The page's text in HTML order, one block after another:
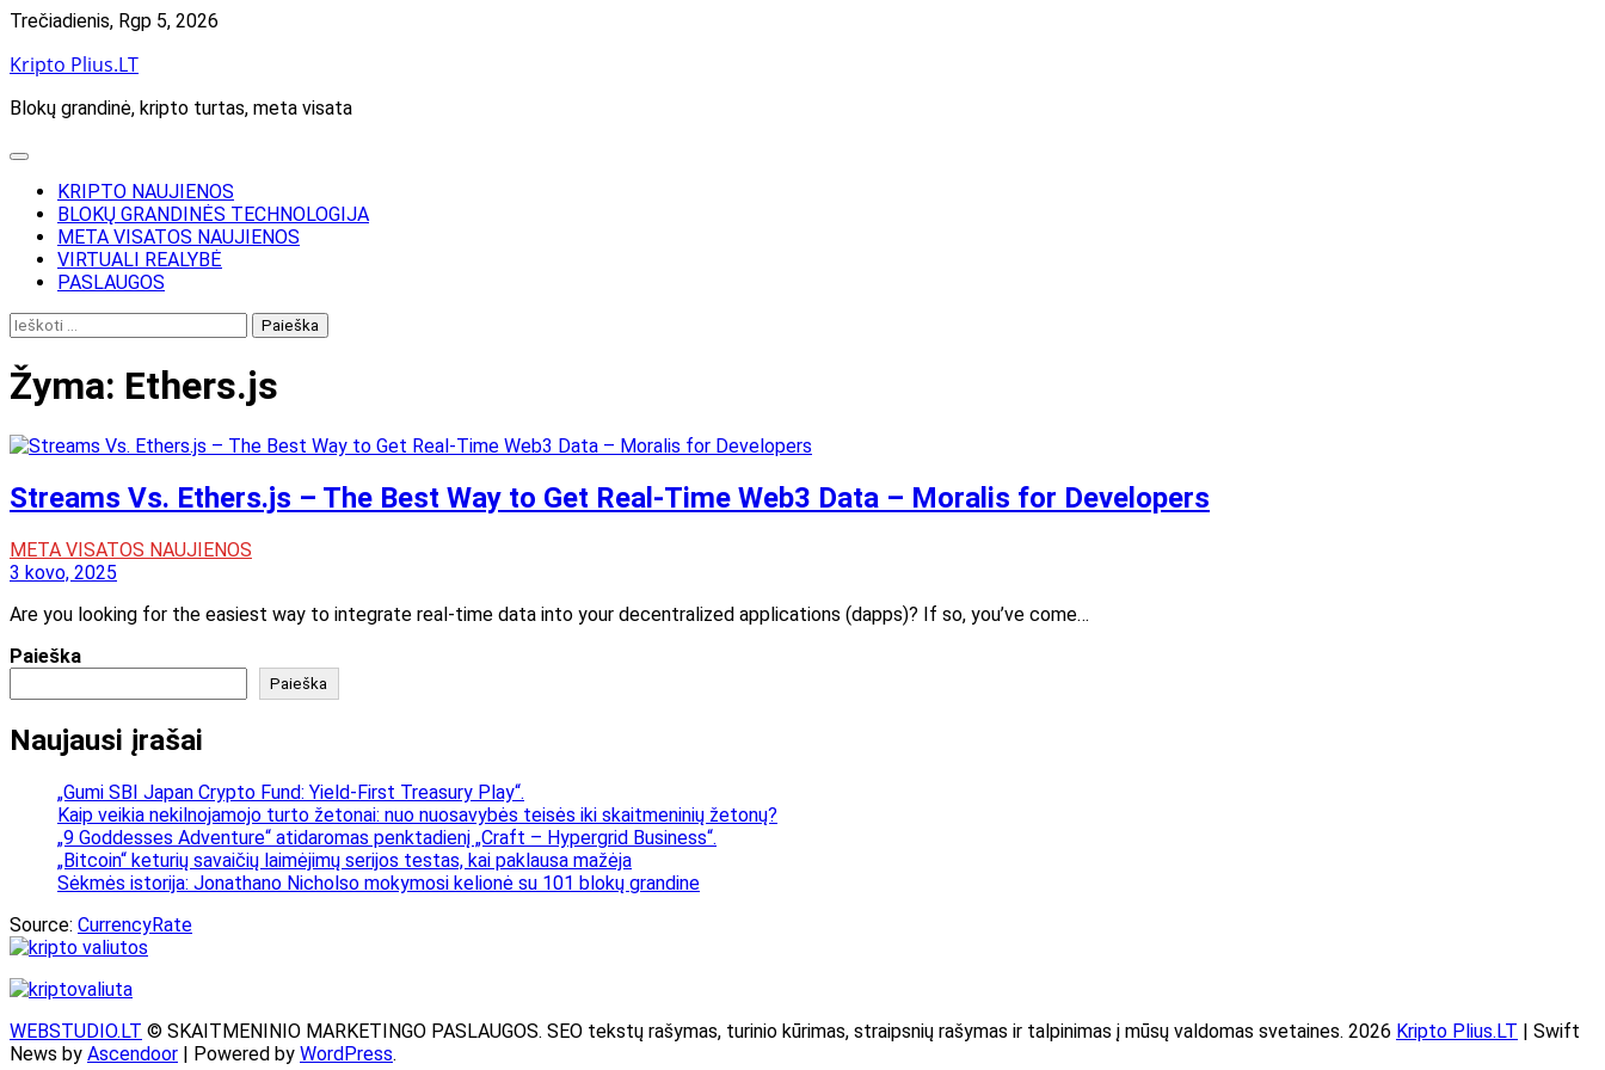
Skip
content
Trečiadienis, Rgp 5, 2026
Kripto Plius.LT
Blokų grandinė, kripto turtas, meta visata
KRIPTO NAUJIENOS
BLOKŲ GRANDINĖS TECHNOLOGIJA
META VISATOS NAUJIENOS
VIRTUALI REALYBĖ
PASLAUGOS
Ieškoti:
Žyma: Ethers.js
Streams Vs. Ethers.js – The Best Way to Get Real-Time Web3 Data – Moralis for Developers
META VISATOS NAUJIENOS
3 kovo, 2025
Are you looking for the easiest way to integrate real-time data into your decentralized applications (dapps)? If so, you’ve come…
Paieška
Paieška
Naujausi įrašai
„Gumi SBI Japan Crypto Fund: Yield-First Treasury Play“.
Kaip veikia nekilnojamojo turto žetonai: nuo nuosavybės teisės iki skaitmeninių žetonų?
„9 Goddesses Adventure“ atidaromas penktadienį „Craft – Hypergrid Business“.
„Bitcoin“ keturių savaičių laimėjimų serijos testas, kai paklausa mažėja
Sėkmės istorija: Jonathano Nicholso mokymosi kelionė su 101 blokų grandine
Source: CurrencyRate
WEBSTUDIO.LT © SKAITMENINIO MARKETINGO PASLAUGOS. SEO tekstų rašymas, turinio kūrimas, straipsnių rašymas ir talpinimas į mūsų valdomas svetaines. 2026 Kripto Plius.LT | Swift
News by Ascendoor | Powered by WordPress.